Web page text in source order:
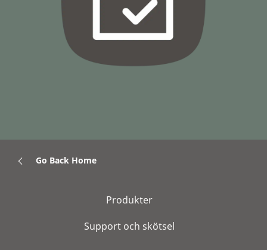
Go Back Home
Produkter
Support och skötsel